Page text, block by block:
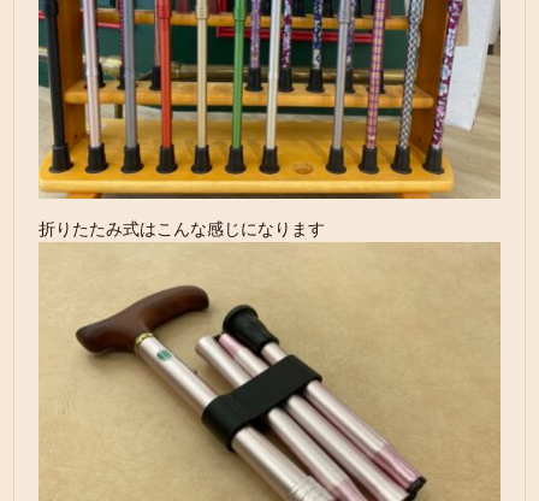
折りたたみ式はこんな感じになります